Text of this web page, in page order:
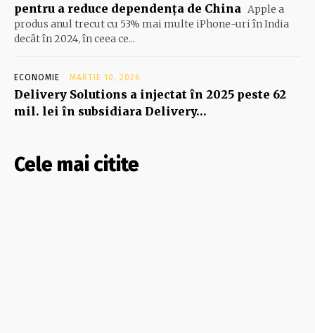
pentru a reduce dependența de China Apple a
produs anul trecut cu 53% mai multe iPhone-uri în India
decât în 2024, în ceea ce...
ECONOMIE MARTIE 10, 2026
Delivery Solutions a injectat în 2025 peste 62
mil. lei în subsidiara Delivery…
Cele mai citite